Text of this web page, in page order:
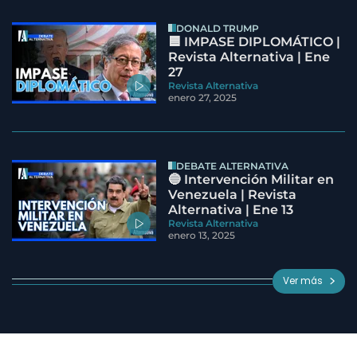
DONALD TRUMP
🟦 IMPASE DIPLOMÁTICO |
Revista Alternativa | Ene
27
Revista Alternativa
enero 27, 2025
DEBATE ALTERNATIVA
🔵 Intervención Militar en
Venezuela | Revista
Alternativa | Ene 13
Revista Alternativa
enero 13, 2025
Ver más